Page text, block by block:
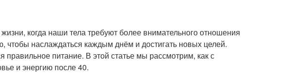
когда наши тела требуют более внимательного отношения
чтобы наслаждаться каждым днём и достигать новых целей.
питание. В этой статье мы рассмотрим, как с
и энергию после 40.